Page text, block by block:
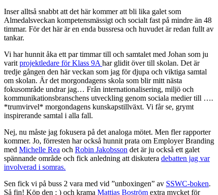
Inser alltså snabbt att det här kommer att bli lika galet som
Almedalsveckan kompetensmässigt och socialt fast på mindre än 48
timmar. För det här är en enda bussresa och huvudet är redan fullt av
tankar.
Vi har hunnit åka ett par timmar till och samtalet med Johan som ju
varitprojektledare för Klass 9Ahar glidit över till skolan. Det är
tredje gången den här veckan som jag för djupa och viktiga samtal
om skolan. Är det morgondagens skola som blir mitt nästa
fokusområde undrar jag… Från internationalisering, miljö och
kommunikationsbranschens utveckling genom sociala medier till ….
*trumvirvel* morgondagens kunskapstillväxt. Vi får se, grymt
inspirerande samtal i alla fall.
Nej, nu måste jag fokusera på det analoga mötet. Men fler rapporter
kommer. Jo, förresten har också hunnit prata om Employer Branding
med Michelle Rea och Robin Jakobsson det är ju också ett galet
spännande område och fick anledning att diskutera debatten jag var
involverad i somras.
Sen fick vi på buss 2 vara med vid ”unboxingen” av SSWC-boken.
Så fin! Köp den : ) och krama Mattias Boström extra mycket för